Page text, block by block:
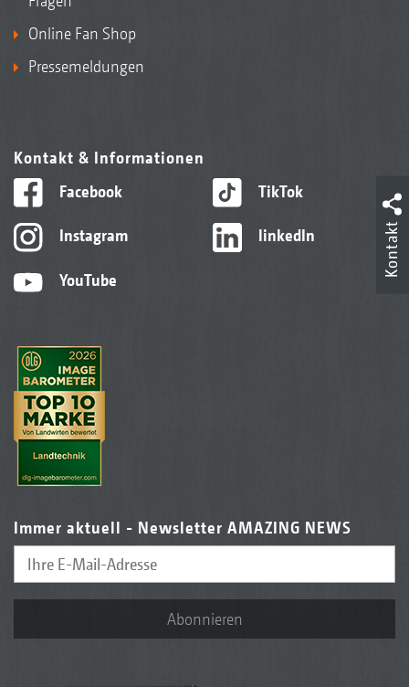
Online Fan Shop
Pressemeldungen
Kontakt & Informationen
Facebook
Instagram
YouTube
TikTok
linkedIn
Immer aktuell - Newsletter AMAZING NEWS
Abonnieren
Kontakt